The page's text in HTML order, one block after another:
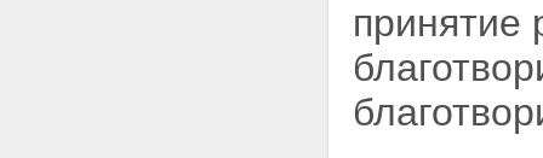
принятие